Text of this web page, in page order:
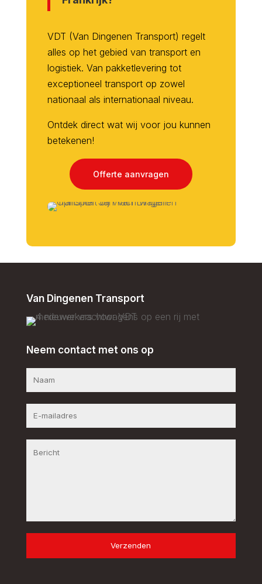
VDT (Van Dingenen Transport) regelt
alles op het gebied van transport en
logistiek. Van pakketlevering tot
exceptioneel transport op zowel
nationaal als internationaal niveau.
Ontdek direct wat wij voor jou kunnen
betekenen!
Offerte aanvragen
Van Dingenen Transport
Neem contact met ons op
Verzenden